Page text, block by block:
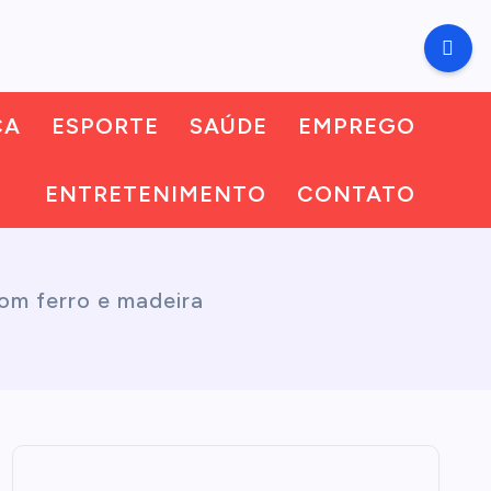
ESPORTE SAÚDE EMPREGO
ENTRETENIMENTO CONTATO
ferro e madeira